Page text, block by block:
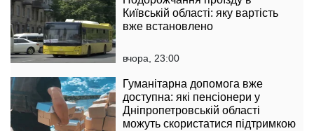
Київській області: яку вартість
вже встановлено
вчора, 23:00
Гуманітарна допомога вже
доступна: які пенсіонери у
Дніпропетровській області
можуть скористатися підтримкою